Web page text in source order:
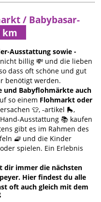
/ Babybasar-
Ausstattung sowie -
billig 💸 und die lieben
dass oft schöne und gut
benötigt werden.
und Babyflohmärkte auch
so einem Flohmarkt oder
👕, -artikel 🛼,
Ausstattung 📚 kaufen
gibt es im Rahmen des
🧇 und die Kinder
spielen. Ein Erlebnis
dir immer die nächsten
Hier findest du alle
oft auch gleich mit dem